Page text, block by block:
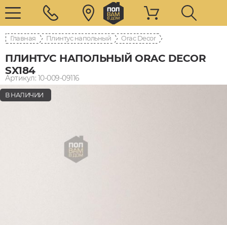
Главная Плинтус напольный Orac Decor
ПЛИНТУС НАПОЛЬНЫЙ ORAC DECOR
SX184
Артикул: 10-009-09116
В НАЛИЧИИ